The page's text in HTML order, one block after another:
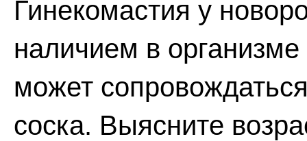
Гинекомастия у
наличием в
может
соска. Выясните